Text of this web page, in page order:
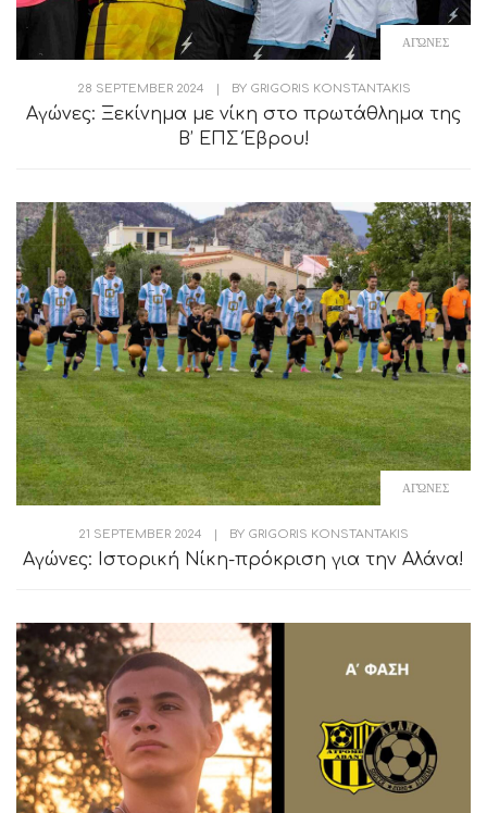
ΑΓΏΝΕΣ
28 SEPTEMBER 2024 BY GRIGORIS KONSTANTAKIS
Αγώνες: Ξεκίνημα με νίκη στο πρωτάθλημα της
Β’ ΕΠΣ Έβρου!
ΑΓΏΝΕΣ
21 SEPTEMBER 2024 BY GRIGORIS KONSTANTAKIS
Αγώνες: Ιστορική Νίκη-πρόκριση για την Αλάνα!